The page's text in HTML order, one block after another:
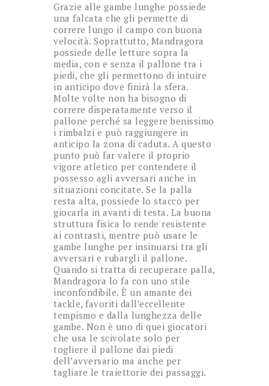
Grazie alle gambe lunghe possiede
una falcata che gli permette di
correre lungo il campo con buona
velocità. Soprattutto, Mandragora
possiede delle letture sopra la
media, con e senza il pallone tra i
piedi, che gli permettono di intuire
in anticipo dove finirà la sfera.
Molte volte non ha bisogno di
correre disperatamente verso il
pallone perché sa leggere benissimo
i rimbalzi e può raggiungere in
anticipo la zona di caduta. A questo
punto può far valere il proprio
vigore atletico per contendere il
possesso agli avversari anche in
situazioni concitate. Se la palla
resta alta, possiede lo stacco per
giocarla in avanti di testa. La buona
struttura fisica lo rende resistente
ai contrasti, mentre può usare le
gambe lunghe per insinuarsi tra gli
avversari e rubargli il pallone.
Quando si tratta di recuperare palla,
Mandragora lo fa con uno stile
inconfondibile. È un amante dei
tackle, favoriti dall’eccellente
tempismo e dalla lunghezza delle
gambe. Non è uno di quei giocatori
che usa le scivolate solo per
togliere il pallone dai piedi
dell’avversario ma anche per
tagliare le traiettorie dei passaggi.